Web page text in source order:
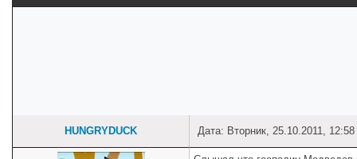
HUNGRYDUCK Дата: Вторник, 25.10.2011,